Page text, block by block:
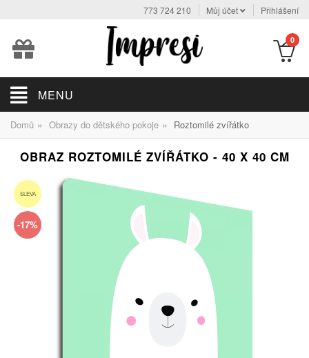
773 724 210 Můj účet Přihlášení
0
MENU
Domů » Obrazy do dětského pokoje » Roztomilé zvířátko
OBRAZ ROZTOMILÉ ZVÍŘÁTKO - 40 X 40 CM
SLEVA
-17%